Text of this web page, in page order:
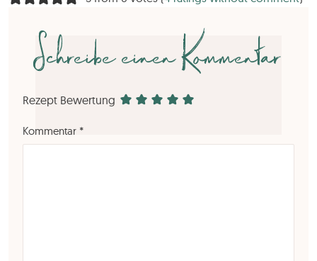
Schreibe einen Kommentar
Rezept Bewertung
Kommentar *